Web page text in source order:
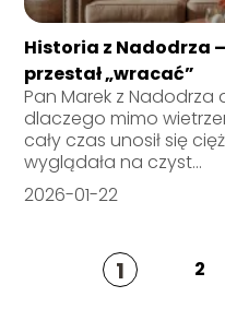
Historia z Nadodrza
przestał „wracać”
Pan Marek z Nadodrza
dlaczego mimo
cały czas unosił się
wyglądała na czyst...
2026-01-22
1 2